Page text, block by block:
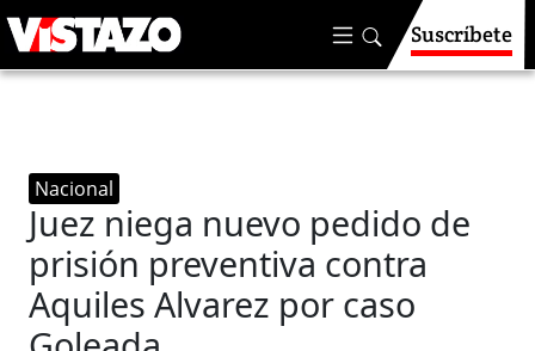
Suscríbete
Nacional
Juez niega nuevo pedido de
prisión preventiva contra
Aquiles Alvarez por caso